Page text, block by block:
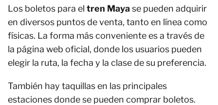
Los boletos para el tren Mayase pueden adquirir
en diversos puntos de venta, tanto en línea como
físicas. La forma más conveniente es a través de
la página web oficial, donde los usuarios pueden
elegir la ruta, la fecha y la clase de su preferencia.
También hay taquillas en las principales
estaciones donde se pueden comprar boletos.